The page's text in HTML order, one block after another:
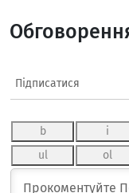
Підписатися